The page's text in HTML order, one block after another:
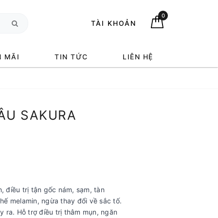
TÀI KHOẢN
0
MÃI TIN TỨC LIÊN HỆ
SAKURA
điều trị tận gốc nám, sạm, tàn
melamin, ngừa thay đổi về sắc tố.
ra. Hỗ trợ điều trị thâm mụn, ngăn